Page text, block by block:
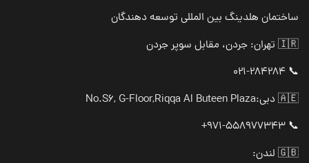
ساختمان هلدینگ بین المللی توسعه دهندگان
🇮🇷 تهران: جردن، مقابل سوپر جردن
📞 021-284284
🇦🇪 دبی:
No.S6, G-Floor,Riqqa Al Buteen Plaza
📞 971-558977343+
🇬🇧 لندن: